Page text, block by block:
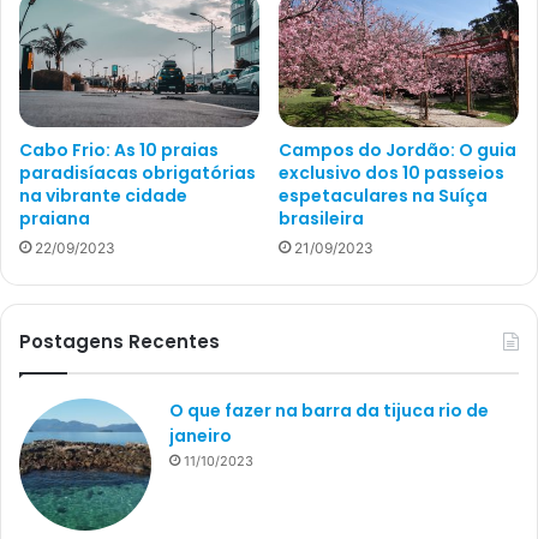
Cabo Frio: As 10 praias
paradisíacas obrigatórias
na vibrante cidade
praiana
22/09/2023
Campos do Jordão: O guia
exclusivo dos 10 passeios
espetaculares na Suíça
brasileira
21/09/2023
Postagens Recentes
O que fazer na barra da tijuca rio de
janeiro
11/10/2023